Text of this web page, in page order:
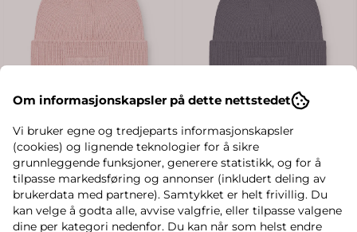
Om informasjonskapsler på dette nettstedet
Vi bruker egne og tredjeparts informasjonskapsler
(cookies) og lignende teknologier for å sikre
grunnleggende funksjoner, generere statistikk, og for å
tilpasse markedsføring og annonser (inkludert deling av
brukerdata med partnere). Samtykket er helt frivillig. Du
kan velge å godta alle, avvise valgfrie, eller tilpasse valgene
dine per kategori nedenfor. Du kan når som helst endre